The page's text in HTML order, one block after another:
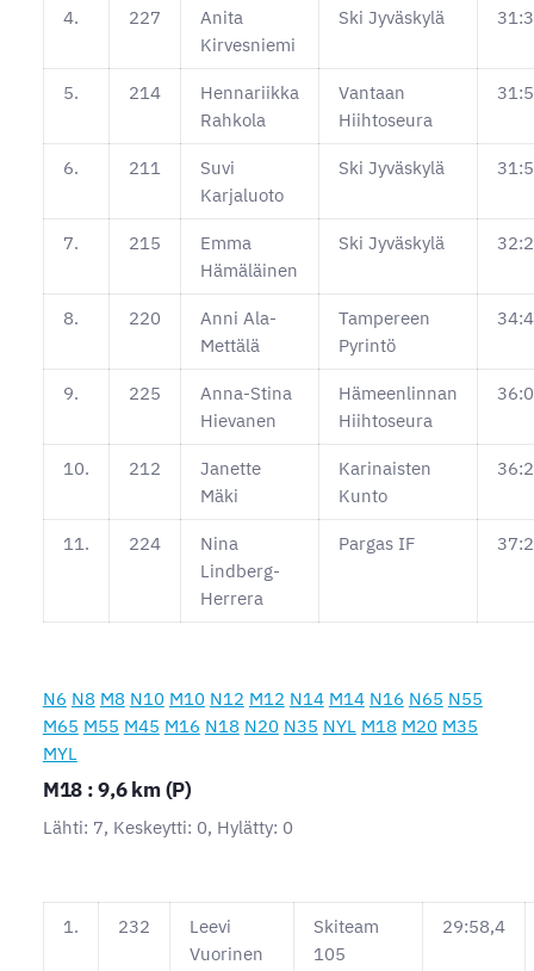
4. 227
Anita
Kirvesniemi
Ski Jyväskylä
5. 214
Hennariikka
Rahkola
Vantaan
Hiihtoseura
6. 211
Suvi
Karjaluoto
Ski Jyväskylä
7. 215
Emma
Hämäläinen
Ski Jyväskylä
8. 220
Anni Ala-
Mettälä
Tampereen
Pyrintö
9. 225
Anna-Stina
Hievanen
Hämeenlinnan
Hiihtoseura
10. 212
Janette
Mäki
Karinaisten
Kunto
11. 224
Nina
Lindberg-
Herrera
Pargas IF
N6 N8 M8 N10 M10 N12 M12 N14 M14 N16 N65 N55
M65 M55 M45 M16 N18 N20 N35 NYL M18 M20 M35
MYL
M18 : 9,6 km (P)
Lähti: 7, Keskeytti: 0, Hylätty: 0
1. 232
Leevi
Vuorinen
Skiteam
105
29:58,4